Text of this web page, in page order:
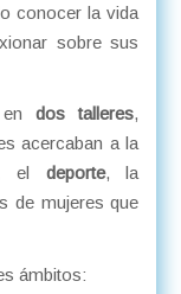
conocer la vida
sobre sus
endos talleres,
acercaban a la
el deporte, la
de mujeres que
ámbitos: